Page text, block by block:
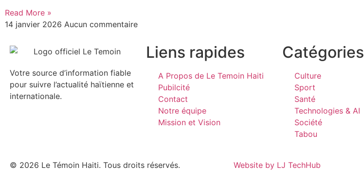
Read More »
14 janvier 2026 Aucun commentaire
Votre source d’information fiable
pour suivre l’actualité haïtienne et
internationale.
Liens rapides
A Propos de Le Temoin Haiti
Pubilcité
Contact
Notre équipe
Mission et Vision
Catégories
Culture
Sport
Santé
Technologies & AI
Société
Tabou
© 2026 Le Témoin Haiti. Tous droits réservés. Website by LJ TechHub